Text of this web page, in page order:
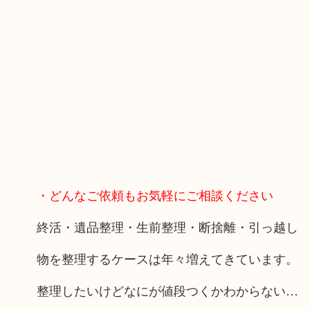
・どんなご依頼もお気軽にご相談ください
終活・遺品整理・生前整理・断捨離・引っ越し
物を整理するケースは年々増えてきています。
整理したいけどなにが値段つくかわからない…